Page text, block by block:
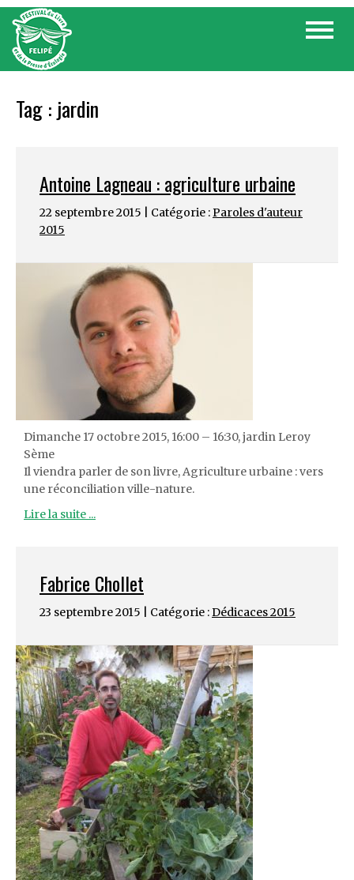
Skip
content
Toggle
Tag : jardin
Antoine Lagneau : agriculture urbaine
22 septembre 2015 | Catégorie :Paroles d'auteur
2015
Dimanche 17 octobre 2015, 16:00 – 16:30, jardin Leroy
Sème
Il viendra parler de son livre, Agriculture urbaine : vers
une réconciliation ville-nature.
Lire la suite ...
Fabrice Chollet
23 septembre 2015 | Catégorie :Dédicaces 2015